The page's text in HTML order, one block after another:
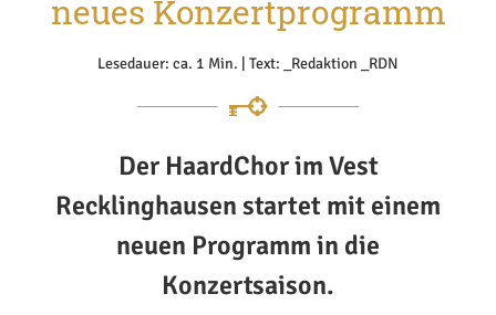
neues Konzertprogramm
Lesedauer: ca. 1 Min. | Text: _Redaktion _RDN
Der HaardChor im Vest
Recklinghausen startet mit einem
neuen Programm in die
Konzertsaison.